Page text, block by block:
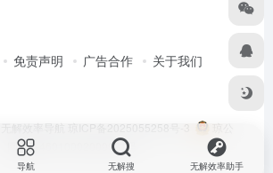
免责声明 广告合作 关于我们
无解效率导航 琼ICP备2025055258号-3
琼公
网安备46010002000981号
导航 无解搜 无解效率助手